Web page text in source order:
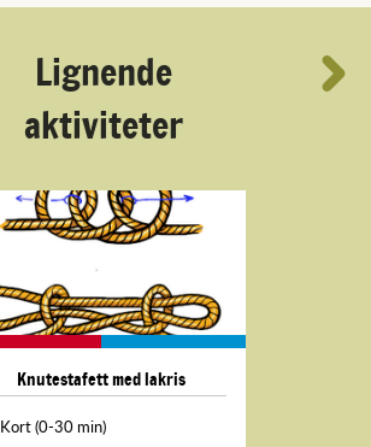
Lignende
aktiviteter
Knutestafett med lakris
Kort (0-30 min)